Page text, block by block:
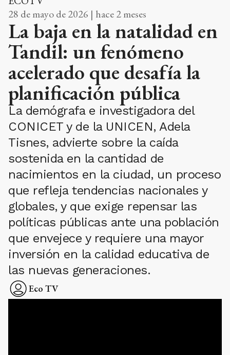
28 de mayo de 2026 | hace 2 meses
La baja en la natalidad en
Tandil: un fenómeno
acelerado que desafía la
planificación pública
La demógrafa e investigadora del
CONICET y de la UNICEN, Adela
Tisnes, advierte sobre la caída
sostenida en la cantidad de
nacimientos en la ciudad, un proceso
que refleja tendencias nacionales y
globales, y que exige repensar las
políticas públicas ante una población
que envejece y requiere una mayor
inversión en la calidad educativa de
las nuevas generaciones.
Eco TV